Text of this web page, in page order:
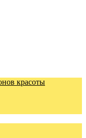
красоты